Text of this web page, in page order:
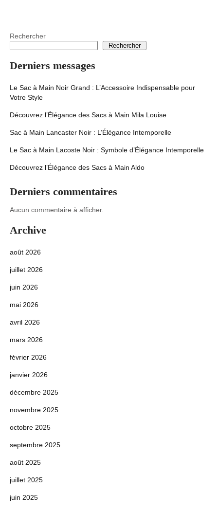
Rechercher
Rechercher
Derniers messages
Le Sac à Main Noir Grand : L’Accessoire Indispensable pour
Votre Style
Découvrez l’Élégance des Sacs à Main Mila Louise
Sac à Main Lancaster Noir : L’Élégance Intemporelle
Le Sac à Main Lacoste Noir : Symbole d’Élégance Intemporelle
Découvrez l’Élégance des Sacs à Main Aldo
Derniers commentaires
Aucun commentaire à afficher.
Archive
août 2026
juillet 2026
juin 2026
mai 2026
avril 2026
mars 2026
février 2026
janvier 2026
décembre 2025
novembre 2025
octobre 2025
septembre 2025
août 2025
juillet 2025
juin 2025